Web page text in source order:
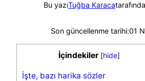
Bu yazıTuğba Karaca
Son güncellenme tarihi:01
İçindekiler [hide]
İşte, bazı harika sözler